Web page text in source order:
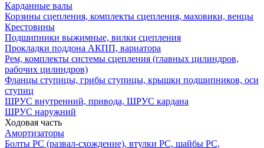
Карданные валы
Корзины сцепления, комплекты сцепления, маховики, венцы
Крестовины
Подшипники выжимные, вилки сцепления
Прокладки поддона АКПП, вариатора
Рем, комплекты системы сцепления (главных цилиндров,
рабочих цилиндров)
Фланцы ступицы, грибы ступицы, крышки подшипников, оси
ступиц
ШРУС внутренний, привода, ШРУС кардана
ШРУС наружний
Ходовая часть
Амортизаторы
Болты РС (развал-схождение), втулки РС, шайбы РС,